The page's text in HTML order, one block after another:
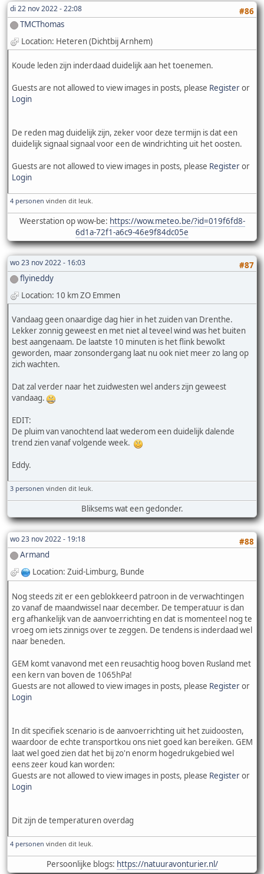
di 22 nov 2022 - 22:08
#86
TMCThomas
Location: Heteren (Dichtbij Arnhem)
Koude leden zijn inderdaad duidelijk aan het toenemen.
Guests are not allowed to view images in posts, please Registeror
Login
De reden mag duidelijk zijn, zeker voor deze termijn is dat een
duidelijk signaal signaal voor een de windrichting uit het oosten.
Guests are not allowed to view images in posts, please Registeror
Login
4 personen vinden dit leuk.
Weerstation op wow-be: https://wow.meteo.be/?id=019f6fd8-
6d1a-72f1-a6c9-46e9f84dc05e
wo 23 nov 2022 - 16:03
#87
flyineddy
Location: 10 km ZO Emmen
Vandaag geen onaardige dag hier in het zuiden van Drenthe.
Lekker zonnig geweest en met niet al teveel wind was het buiten
best aangenaam. De laatste 10 minuten is het flink bewolkt
geworden, maar zonsondergang laat nu ook niet meer zo lang op
zich wachten.
Dat zal verder naar het zuidwesten wel anders zijn geweest
vandaag.
EDIT:
De pluim van vanochtend laat wederom een duidelijk dalende
trend zien vanaf volgende week.
Eddy.
3 personen vinden dit leuk.
Bliksems wat een gedonder.
wo 23 nov 2022 - 19:18
#88
Armand
Location: Zuid-Limburg, Bunde
Nog steeds zit er een geblokkeerd patroon in de verwachtingen
zo vanaf de maandwissel naar december. De temperatuur is dan
erg afhankelijk van de aanvoerrichting en dat is momenteel nog te
vroeg om iets zinnigs over te zeggen. De tendens is inderdaad wel
naar beneden.
GEM komt vanavond met een reusachtig hoog boven Rusland met
een kern van boven de 1065hPa!
Guests are not allowed to view images in posts, please Registeror
Login
In dit specifiek scenario is de aanvoerrichting uit het zuidoosten,
waardoor de echte transportkou ons niet goed kan bereiken. GEM
laat wel goed zien dat het bij zo'n enorm hogedrukgebied wel
eens zeer koud kan worden:
Guests are not allowed to view images in posts, please Registeror
Login
Dit zijn de temperaturen overdag
4 personen vinden dit leuk.
Persoonlijke blogs: https://natuuravonturier.nl/